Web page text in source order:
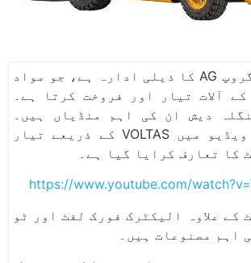
VOLTAS KION گروپ AG کا ذیلی ادارہ ہے، جو مواد
آلات تیار اور فروخت کرتا ہے۔
دیش ان کی اہم منڈیاں ہیں۔
نیچے دی گئی ویڈیو میں VOLTAS کے ذریعے تیار
کا تعارف کرایا گیا ہے۔
https://www.youtube.com/
کے علاوہ الیکٹرک فورک لفٹ اور ٹو
اہم مصنوعات ہیں۔